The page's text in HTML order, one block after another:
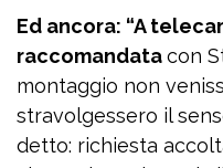
Ed ancora: “A
raccomandatacon
montaggio non
stravolgessero il
detto: richiesta